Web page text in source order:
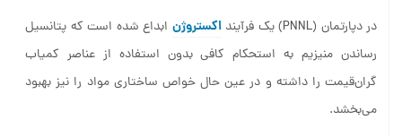
در دپارتمان (PNNL) یک فرآیند اکستروژن ابداع شده است که پتانسیل
رساندن منیزیم به استحکام کافی بدون استفاده از عناصر کمیاب
گران‌قیمت را داشته و در عین حال خواص ساختاری مواد را نیز بهبود
می‌بخشد.